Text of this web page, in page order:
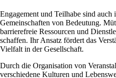
Engagement und Teilhabe sind
Gemeinschaften von Bedeutung.
barrierefreie Ressourcen und
schaffen. Ihr Ansatz fördert das
Vielfalt in der Gesellschaft.
Durch die Organisation von
verschiedene Kulturen und